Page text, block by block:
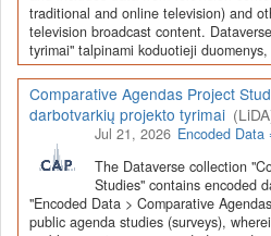
išteklius ir jie publikuojami
Apklausų duomenys ,Interviu
(įskaitant Istorinę statistiką),
duomenys(įskaitant Žiniasklaidos
talpinami didelių nacionalinių
duomenys) ir Lietuvos aukštojo
valstybės institucijų deponuoti
duomenų rinkiniai (Kitų institucijų
šia talpykla, surasti ir
susipažinti suLiDA Dataverse
traditional and online television) and
television broadcast content.
tyrimai" talpinami koduotieji
Comparative Agendas Project
darbotvarkių projekto tyrimai
Jul 21, 2026 Encoded Data
The Dataverse collection
Studies" contains encoded
"Encoded Data > Comparative
public agenda studies (surveys),